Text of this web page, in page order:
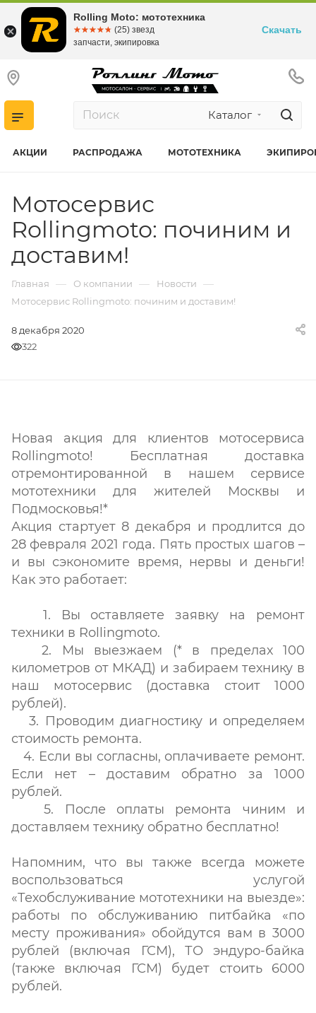
Каталог
АКЦИИ РАСПРОДАЖА МОТОТЕХНИКА
Мотосервис
Rollingmoto: починим и
доставим!
Главная — О компании — Новости —
Мотосервис Rollingmoto: починим и доставим!
8 декабря 2020
322
Новая акция для клиентов мотосервиса
Rollingmoto! Бесплатная доставка
отремонтированной в нашем сервисе
мототехники для жителей Москвы и
Подмосковья!*
Акция стартует 8 декабря и продлится до
28 февраля 2021 года. Пять простых шагов –
и вы сэкономите время, нервы и деньги!
Как это работает:
1. Вы оставляете заявку на ремонт
техники в Rollingmoto.
2. Мы выезжаем (* в пределах 100
километров от МКАД) и забираем технику в
наш мотосервис (доставка стоит 1000
рублей).
3. Проводим диагностику и определяем
стоимость ремонта.
4. Если вы согласны, оплачиваете ремонт.
Если нет – доставим обратно за 1000
рублей.
5. После оплаты ремонта чиним и
доставляем технику обратно бесплатно!
Напомним, что вы также всегда можете
воспользоваться услугой
«Техобслуживание мототехники на выезде»:
работы по обслуживанию питбайка «по
месту проживания» обойдутся вам в 3000
рублей (включая ГСМ), ТО эндуро-байка
(также включая ГСМ) будет стоить 6000
рублей.
Rolling Moto: мототехника
☆☆☆☆☆
★★★★★ (25) звезд
запчасти, экипировка
Скачать